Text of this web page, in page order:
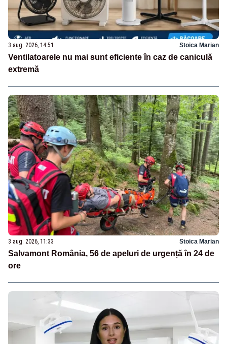
3 aug. 2026, 14:51 Stoica Marian
Ventilatoarele nu mai sunt eficiente în caz de caniculă
extremă
3 aug. 2026, 11:33 Stoica Marian
Salvamont România, 56 de apeluri de urgență în 24 de
ore